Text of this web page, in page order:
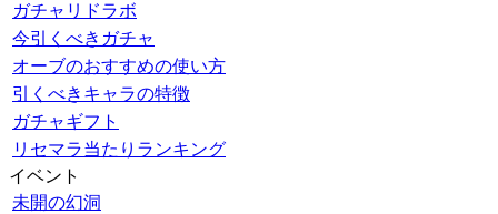
ガチャリドラボ
今引くべきガチャ
オーブのおすすめの使い方
引くべきキャラの特徴
ガチャギフト
リセマラ当たりランキング
イベント
未開の幻洞